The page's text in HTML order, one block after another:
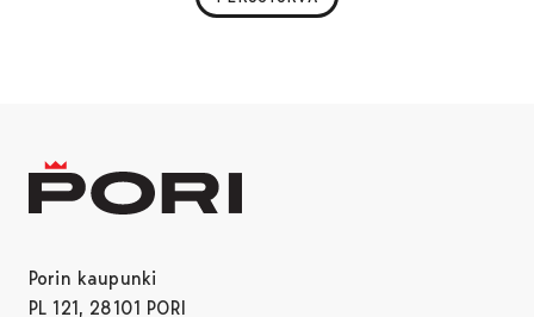
Porin kaupunki
PL 121, 28101 PORI